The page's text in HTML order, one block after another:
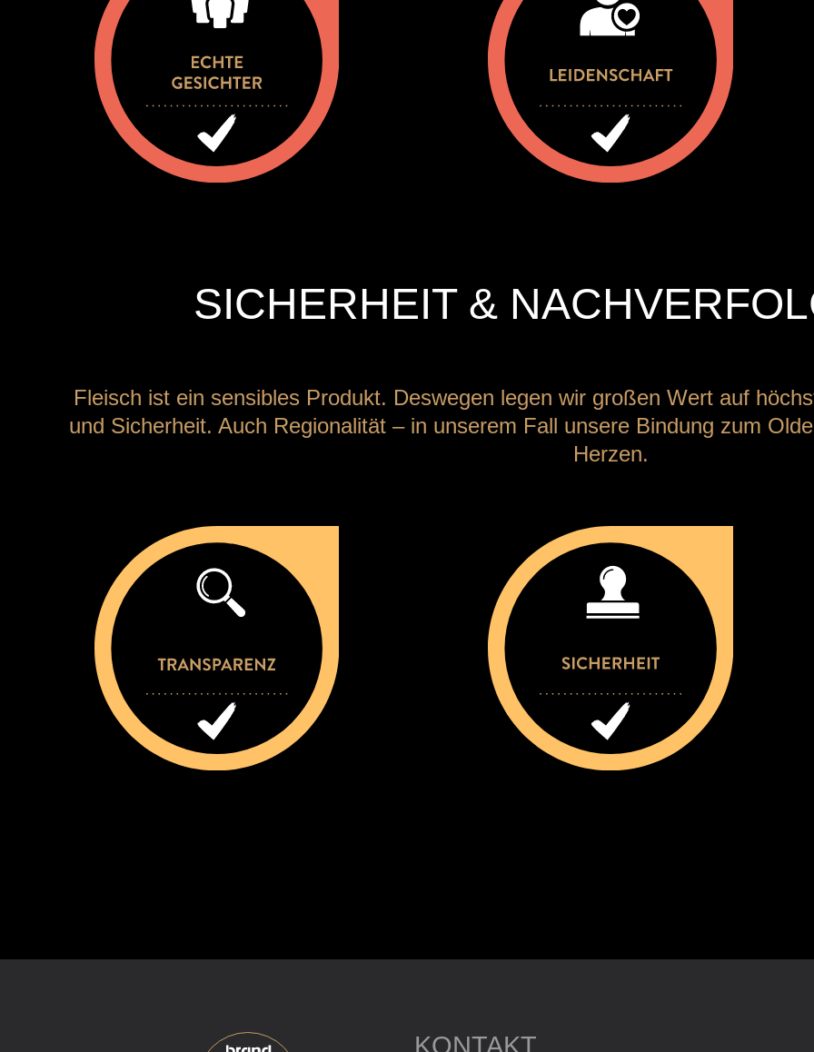
SICHERHEIT &
Fleisch ist ein sensibles Produkt. Deswegen legen wir großen Wert auf
und Sicherheit. Auch Regionalität – in unserem Fall unsere Bindung zum
Herzen.
KONTAKT